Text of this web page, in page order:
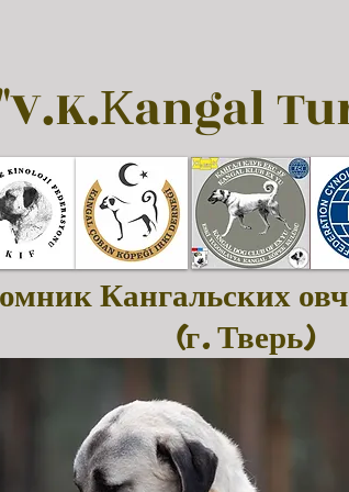
Кангальских
(г. Тверь)